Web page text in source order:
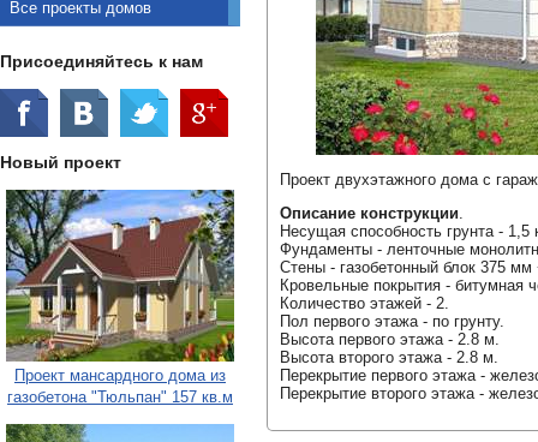
Все проекты домов
Присоединяйтесь к нам
Новый проект
Проект мансардного дома из
газобетона "Тюльпан" 157 кв.м
Проект двухэтажного дома с
Описание конструкции.
Несущая способность грунта - 1,5
Фундаменты - ленточные
Стены - газобетонный блок 375
Кровельные покрытия - битумная
Количество этажей - 2.
Пол первого этажа - по грунту.
Высота первого этажа - 2.8 м.
Высота второго этажа - 2.8 м.
Перекрытие первого этажа -
Перекрытие второго этажа -